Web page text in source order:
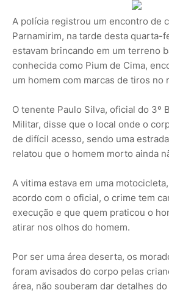
A polícia registrou um encontro de
Parnamirim, na tarde desta quarta-
estavam brincando em um terreno
conhecida como Pium de Cima,
um homem com marcas de tiros no
O tenente Paulo Silva, oficial do 3º
Militar, disse que o local onde o
de difícil acesso, sendo uma
relatou que o homem morto ainda
A vitima estava em uma
acordo com o oficial, o crime tem
execução e que quem praticou o
atirar nos olhos do homem.
Por ser uma área deserta, os
foram avisados do corpo pelas
área, não souberam dar detalhes